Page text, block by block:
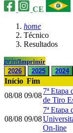
CE
home
Técnico
Resultados
printImprimir
2026
2025 2024
Início Fim
08/08 09/08
7ª Etapa
de Tiro
08/08 09/08
7ª Etapa
On-line